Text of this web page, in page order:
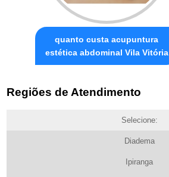
quanto custa acupuntura
estética abdominal Vila Vitória
Regiões de Atendimento
Selecione:
Diadema
Ipiranga